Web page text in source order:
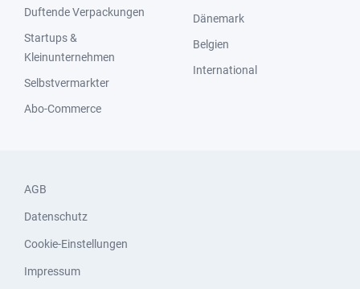
Duftende Verpackungen
Startups &
Kleinunternehmen
Selbstvermarkter
Abo-Commerce
Dänemark
Belgien
International
AGB
Datenschutz
Cookie-Einstellungen
Impressum